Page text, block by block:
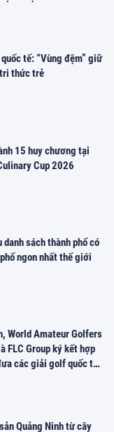
tế: “Vùng đệm” giữ
thức trẻ
15 huy chương tại
Cup 2026
danh sách thành phố có
ngon nhất thế giới
World Amateur Golfers
FLC Group ký kết hợp
các giải golf quốc tế
Quảng Ninh từ cây